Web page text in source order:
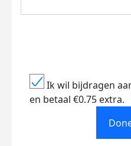
Ik wil bijdragen
en betaal €0.75 extra.